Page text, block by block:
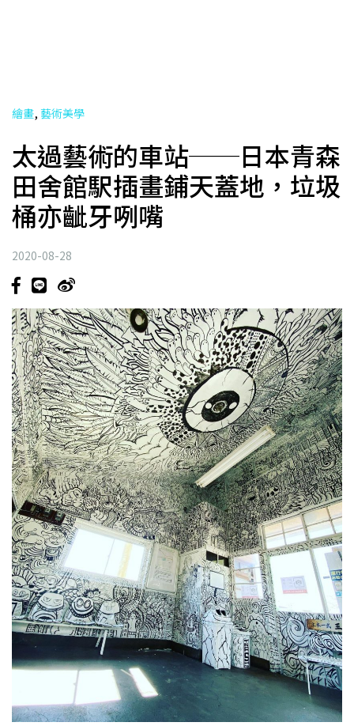
繪畫, 藝術美學
太過藝術的車站──日本青森
田舍館駅插畫鋪天蓋地，垃圾
桶亦齜牙咧嘴
2020-08-28